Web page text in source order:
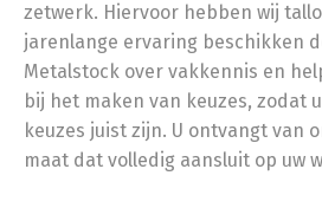
zetwerk. Hiervoor hebben wij
jarenlange ervaring beschikken
Metalstock over vakkennis en
bij het maken van keuzes, zodat
keuzes juist zijn. U ontvangt van
maat dat volledig aansluit op uw